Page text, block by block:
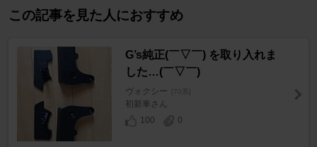
この記事を見た人におすすめ
G’s純正(￣▽￣) を取り入れま
した…(￣▽￣)
ヴォクシー [70系]
初新車さん
100
0